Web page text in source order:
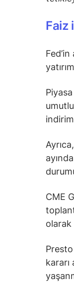
Faiz
CME
olarak